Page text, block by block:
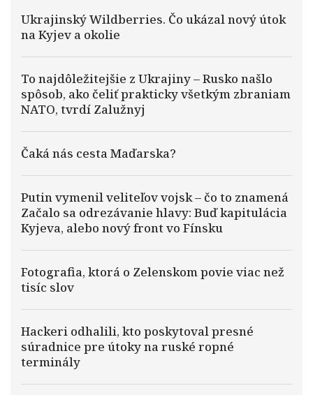
Ukrajinský Wildberries. Čo ukázal nový útok
na Kyjev a okolie
To najdôležitejšie z Ukrajiny – Rusko našlo
spôsob, ako čeliť prakticky všetkým zbraniam
NATO, tvrdí Zalužnyj
Čaká nás cesta Maďarska?
Putin vymenil veliteľov vojsk – čo to znamená
Začalo sa odrezávanie hlavy: Buď kapitulácia
Kyjeva, alebo nový front vo Fínsku
Fotografia, ktorá o Zelenskom povie viac než
tisíc slov
Hackeri odhalili, kto poskytoval presné
súradnice pre útoky na ruské ropné
terminály